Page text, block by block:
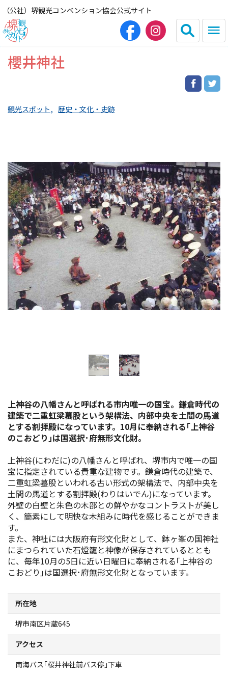
（公社）堺観光コンベンション協会公式サイト
English
観光スポット
グルメ
宿泊
イベント情報
ショッピング・お土産
サイクリングさかい
特集
開花情報
スポーツ施設
NEWS
お問い合わせ
堺ナビ
ようこそ堺へ！
地図から探す
スポット検索
観光案内所
櫻井神社
観光スポット 歴史・文化・史跡
上神谷の八幡さんと呼ばれる市内唯一の国宝。鎌倉時代の
建築で二重虹梁蟇股という架構法、内部中央を土間の馬道
とする割拝殿になっています。10月に奉納される｢上神谷
のこおどり｣は国選択･府無形文化財。
上神谷(にわだに)の八幡さんと呼ばれ、堺市内で唯一の国
宝に指定されている貴重な建物です。鎌倉時代の建築で、
二重虹梁蟇股といわれる古い形式の架構法で、内部中央を
土間の馬道とする割拝殿(わりはいでん)になっています。
外壁の白壁と朱色の木部との鮮やかなコントラストが美し
く、簡素にして明快な木組みに時代を感じることができま
す。
また、神社には大阪府有形文化財として、鉢ヶ峯の国神社
にまつられていた石燈籠と神像が保存されているととも
に、毎年10月の5日に近い日曜日に奉納される｢上神谷の
こおどり｣は国選択･府無形文化財となっています。
所在地
堺市南区片蔵645
アクセス
南海バス｢桜井神社前バス停｣下車